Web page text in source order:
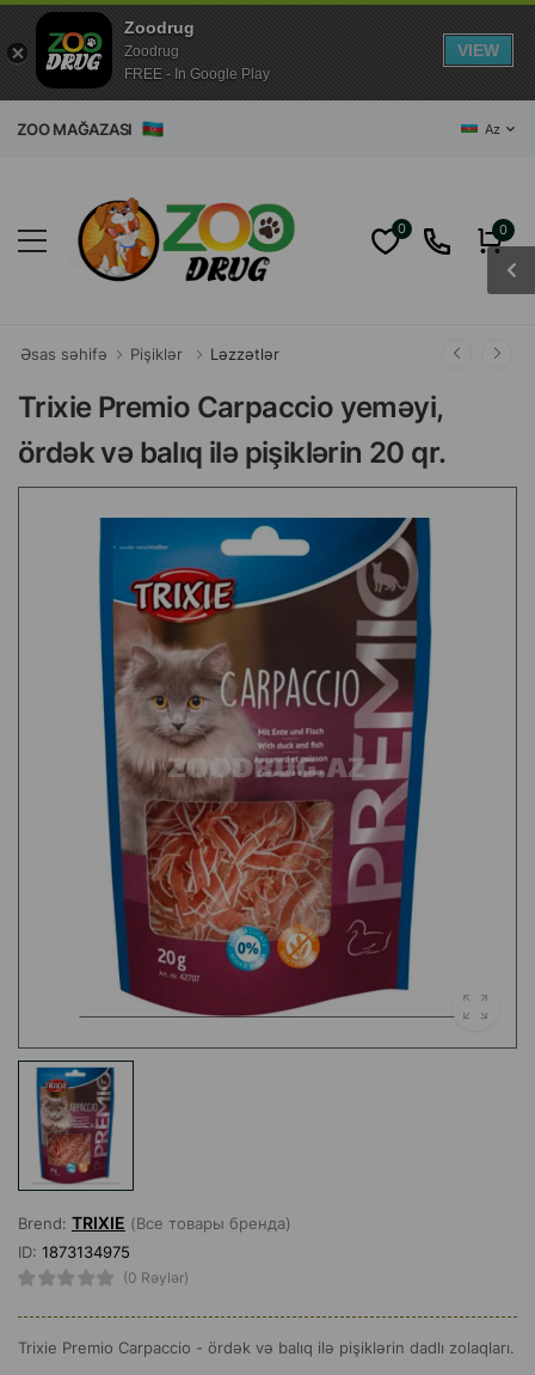
ZOO MAĞAZASI Az
0 0
Əsas səhifə Pişiklər Ləzzətlər
Trixie Premio Carpaccio yeməyi,
ördək və balıq ilə pişiklərin 20 qr.
Brend: TRIXIE (Все товары бренда)
ID: 1873134975
(0 Rəylər)
Trixie Premio Carpaccio - ördək və balıq ilə pişiklərin dadlı zolaqları.
Zoodrug
Zoodrug
FREE - In Google Play
VIEW